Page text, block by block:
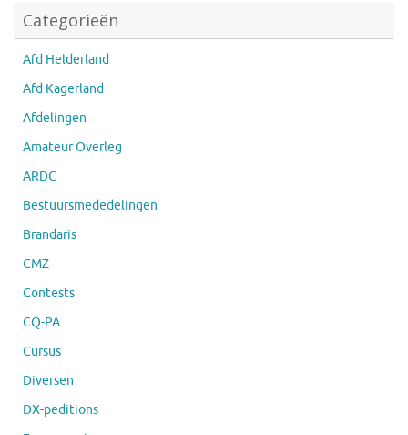
Categorieën
Afd Helderland
Afd Kagerland
Afdelingen
Amateur Overleg
ARDC
Bestuursmededelingen
Brandaris
CMZ
Contests
CQ-PA
Cursus
Diversen
DX-peditions